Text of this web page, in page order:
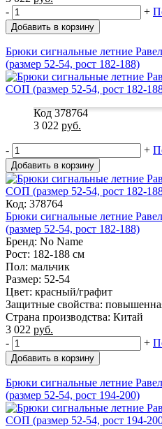
-
+
Добавить в корзину
Брюки сигнальные летние
(размер 52-54, рост 182-188)
Код 378764
3 022 руб.
- +
Добавить в корзину
Код: 378764
Брюки сигнальные летние
(размер 52-54, рост 182-188)
Бренд: No Name
Рост: 182-188 см
Пол: мальчик
Размер: 52-54
Цвет: красный/графит
Защитные свойства:
Страна производства: Китай
3 022 руб.
-
+
Добавить в корзину
Брюки сигнальные летние
(размер 52-54, рост 194-200)